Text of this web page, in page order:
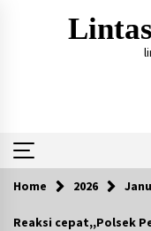
Trending
Home 2026
Reaksi cepat,,Polsek